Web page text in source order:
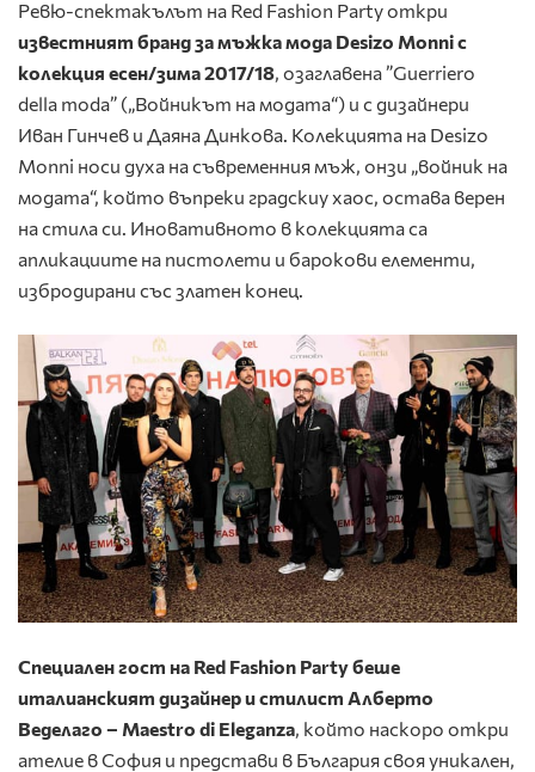
Ревю-спектакълът на Red Fashion Party откри
известният бранд за мъжка мода Desizo Monni с
колекция есен/зима 2017/18, озаглавена ”Guerriero
della moda” („Войникът на модата“) и с дизайнери
Иван Гинчев и Даяна Динкова. Колекцията на Desizo
Monni носи духа на съвременния мъж, онзи „войник на
модата“, който въпреки градскиу хаос, остава верен
на стила си. Иновативното в колекцията са
апликациите на пистолети и барокови елементи,
избродирани със златен конец.
Специален гост на Red Fashion Party беше
италианският дизайнер и стилист Алберто
Веделаго – Maestro di Eleganza, който наскоро откри
ателие в София и представи в България своя уникален,